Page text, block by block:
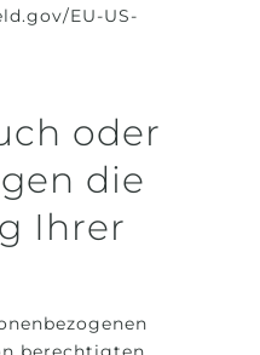
EU-US-
oder
die
Ihrer